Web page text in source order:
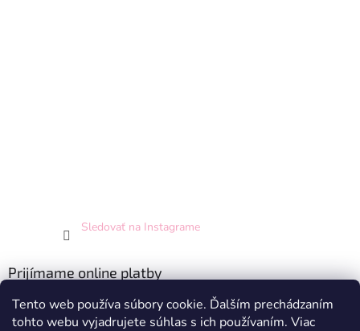
Tento web používa súbory cookie. Ďalším prechádzaním
tohto webu vyjadrujete súhlas s ich používaním. Viac
Sledovať na Instagrame
Prijímame online platby